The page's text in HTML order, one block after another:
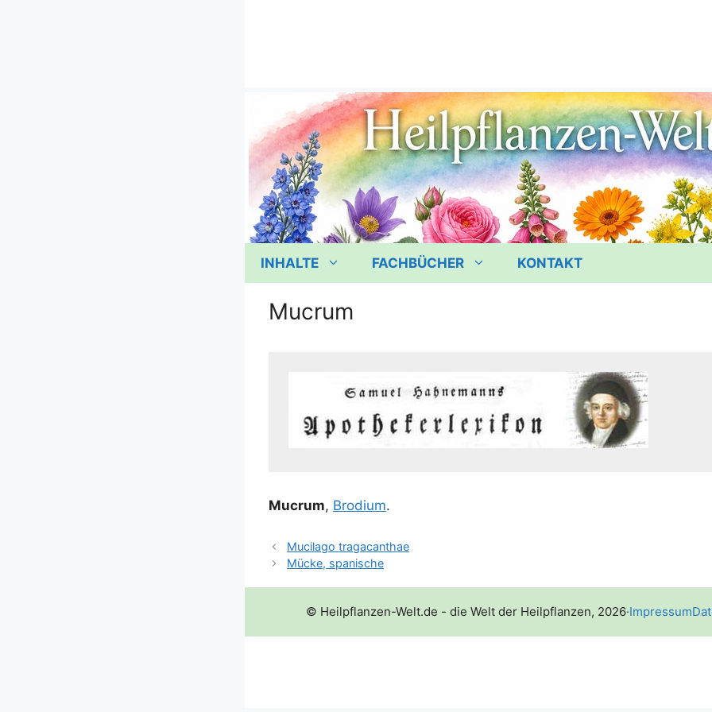
INHALTE FACHBÜCHER KONTAKT
Mucrum
Mucrum, Bro­di­um.
Mucilago tragacanthae
Mücke, spanische
© Heilpflanzen-Welt.de - die Welt der Heilpflanzen, 2026·Impressum